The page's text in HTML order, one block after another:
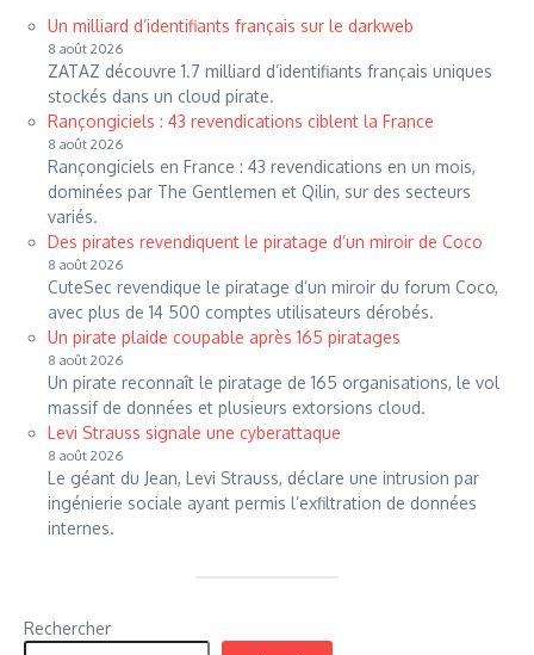
Un milliard d’identifiants français sur le darkweb
8 août 2026
ZATAZ découvre 1.7 milliard d’identifiants français uniques
stockés dans un cloud pirate.
Rançongiciels : 43 revendications ciblent la France
8 août 2026
Rançongiciels en France : 43 revendications en un mois,
dominées par The Gentlemen et Qilin, sur des secteurs
variés.
Des pirates revendiquent le piratage d’un miroir de Coco
8 août 2026
CuteSec revendique le piratage d’un miroir du forum Coco,
avec plus de 14 500 comptes utilisateurs dérobés.
Un pirate plaide coupable après 165 piratages
8 août 2026
Un pirate reconnaît le piratage de 165 organisations, le vol
massif de données et plusieurs extorsions cloud.
Levi Strauss signale une cyberattaque
8 août 2026
Le géant du Jean, Levi Strauss, déclare une intrusion par
ingénierie sociale ayant permis l’exfiltration de données
internes.
Rechercher